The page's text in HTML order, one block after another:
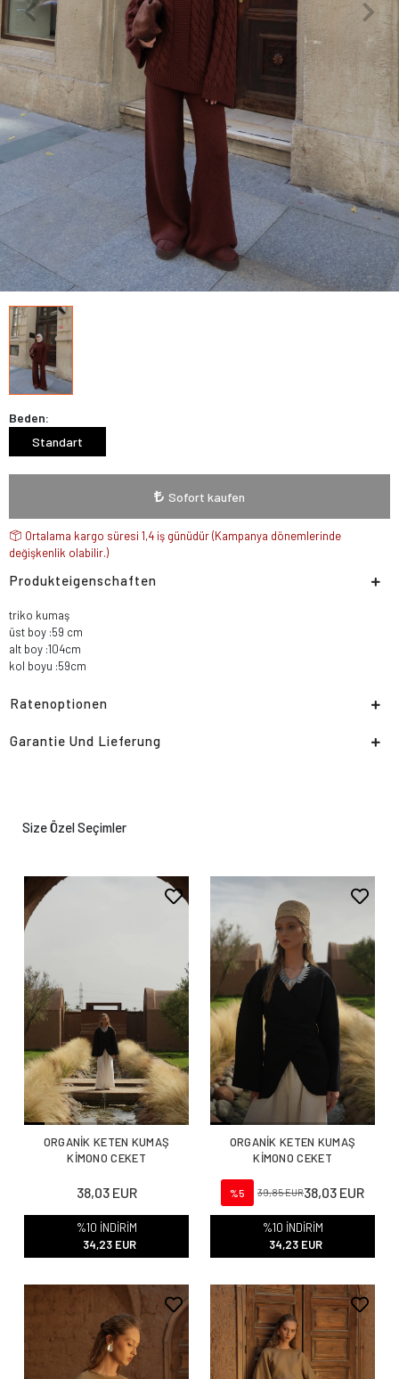
Beden:
Standart
Sofort kaufen
Ortalama kargo süresi 1,4 iş günüdür (Kampanya dönemlerinde
değişkenlik olabilir.)
Produkteigenschaften
triko kumaş
üst boy :59 cm
alt boy :104cm
kol boyu :59cm
Ratenoptionen
Garantie Und Lieferung
Size Özel Seçimler
ORGANİK KETEN KUMAŞ
KİMONO CEKET
38,03 EUR
%10 İNDİRİM
34,23 EUR
ORGANİK KETEN KUMAŞ
KİMONO CEKET
%5 39,85 EUR38,03 EUR
%10 İNDİRİM
34,23 EUR